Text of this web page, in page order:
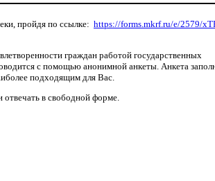
пройдя по ссылке: https://forms.mkrf.ru/e/2579/
граждан работой государственных
с помощью анонимной анкеты. Анкета
подходящим для Вас.
отвечать в свободной форме.